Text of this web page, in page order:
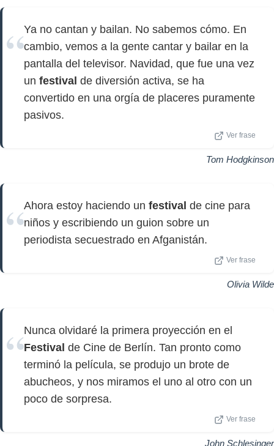
Ya no cantan y bailan. No sabemos cómo. En
cambio, vemos a la gente cantar y bailar en la
pantalla del televisor. Navidad, que fue una vez
un festival de diversión activa, se ha
convertido en una orgía de placeres puramente
pasivos.
Ver frase
Tom Hodgkinson
Ahora estoy haciendo un festival de cine para
niños y escribiendo un guion sobre un
periodista secuestrado en Afganistán.
Ver frase
Olivia Wilde
Nunca olvidaré la primera proyección en el
Festival de Cine de Berlín. Tan pronto como
terminó la película, se produjo un brote de
abucheos, y nos miramos el uno al otro con un
poco de sorpresa.
Ver frase
John Schlesinger